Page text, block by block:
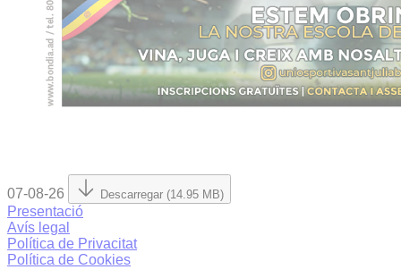
07-08-26 Descarregar (14.95 MB)
Presentació
Avís legal
Política de Privacitat
Política de Cookies